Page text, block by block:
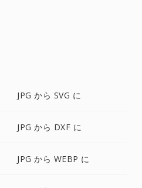
JPG から SVG に
JPG から DXF に
JPG から WEBP に